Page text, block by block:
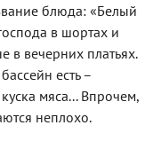
блюда: «Белый
в шортах и
в вечерних платьях.
есть –
мяса... Впрочем,
неплохо.